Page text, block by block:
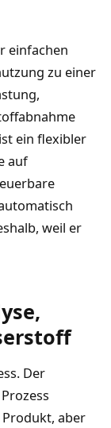
einfachen
zu einer
ein flexibler
auf
weil er
Der
aber